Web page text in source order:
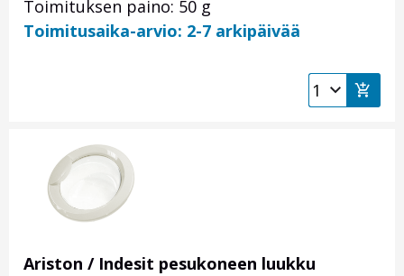
Toimituksen paino: 50 g
Toimitusaika-arvio: 2-7 arkipäivää
Ariston / Indesit pesukoneen luukku